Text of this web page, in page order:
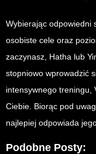
Wybierając odpowiedni
osobiste cele oraz
zaczynasz, Hatha lub
stopniowo wprowadzić
intensywnego treningu,
Ciebie. Biorąc pod
najlepiej odpowiada
Podobne Posty: